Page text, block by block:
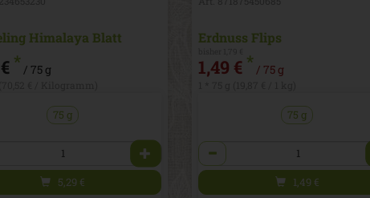
Himalaya Blatt
* / 75 g
75 g
5,29 €
Erdnuss Flips
1,49 € * / 75 g
75 g
Anzahl
1,49 €